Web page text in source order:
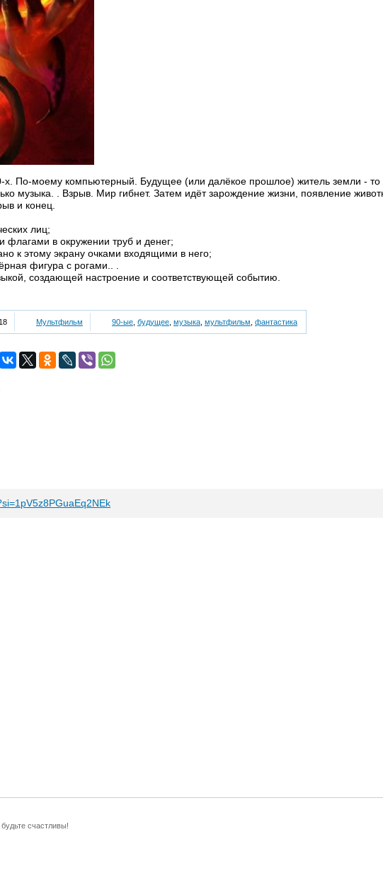
По-моему компьютерный. Будущее (или далёкое прошлое) житель земли - то
музыка. . Взрыв. Мир гибнет. Затем идёт зарождение жизни, появление
и конец.
лиц;
в окружении труб и денег;
к этому экрану очками входящими в него;
фигура с рогами.. .
создающей настроение и соответствующей событию.
Мультфильм 90-ые будущее музыка мультфильм фантастика
счастливы!